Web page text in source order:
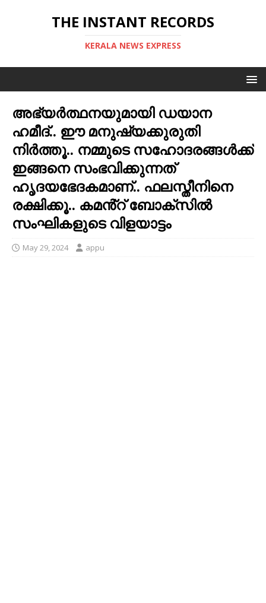
THE INSTANT RECORDS
KERALA NEWS EXPRESS
അഭ്യർത്ഥനയുമായി ഡയാന
ഹമീദ്.. ഈ മനുഷ്യക്കുരുതി
നിർത്തൂ.. നമ്മുടെ സഹോദരങ്ങൾക്ക്
ഇങ്ങനെ സംഭവിക്കുന്നത്
ഹൃദയഭേദകമാണ്.. ഫലസ്തീനിനെ
രക്ഷിക്കൂ.. കമൻ്റ് ബോക്സിൽ
സംഘികളുടെ വിളയാട്ടം
May 29, 2024 appu